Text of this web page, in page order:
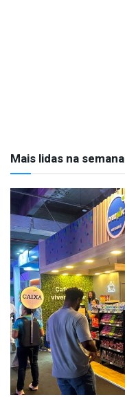
Mais lidas na semana